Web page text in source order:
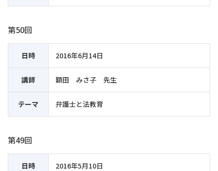
第50回
日時 2016年6月14日
講師 額田 みさ子 先生
テーマ 弁護士と法教育
第49回
日時 2016年5月10日